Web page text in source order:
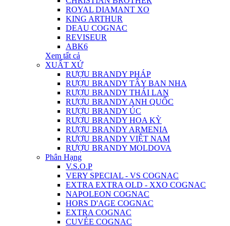
ROYAL DIAMANT XO
KING ARTHUR
DEAU COGNAC
REVISEUR
ABK6
Xem tất cả
XUẤT XỨ
RƯỢU BRANDY PHÁP
RƯỢU BRANDY TÂY BAN NHA
RƯỢU BRANDY THÁI LAN
RƯỢU BRANDY ANH QUỐC
RƯỢU BRANDY ÚC
RƯỢU BRANDY HOA KỲ
RƯỢU BRANDY ARMENIA
RƯỢU BRANDY VIỆT NAM
RƯỢU BRANDY MOLDOVA
Phân Hạng
V.S.O.P
VERY SPECIAL - VS COGNAC
EXTRA EXTRA OLD - XXO COGNAC
NAPOLEON COGNAC
HORS D'AGE COGNAC
EXTRA COGNAC
CUVÉE COGNAC